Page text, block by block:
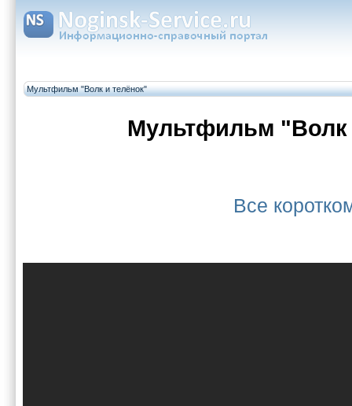
Мультфильм "Волк и телёнок"
Мультфильм "Волк
Все